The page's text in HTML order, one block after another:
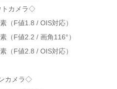
カメラ◇
（F値1.8 / OIS対応）
（F値2.2 / 画角116°）
（F値2.8 / OIS対応）
カメラ◇